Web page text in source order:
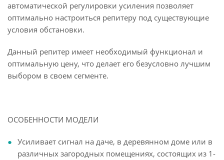
автоматической регулировки усиления позволяет
оптимально настроиться репитеру под существующие
условия обстановки.
Данный репитер имеет необходимый функционал и
оптимальную цену, что делает его безусловно лучшим
выбором в своем сегменте.
ОСОБЕННОСТИ МОДЕЛИ
Усиливает сигнал на даче, в деревянном доме или в
различных загородных помещениях, состоящих из 1-